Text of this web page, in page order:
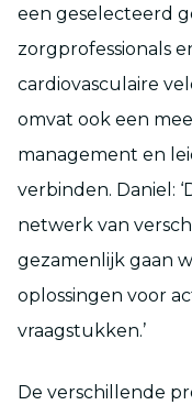
een geselecteerd
zorgprofessionals
cardiovasculaire
omvat ook een
management en
verbinden. Daniel:
netwerk van
gezamenlijk gaan
oplossingen voor
vraagstukken.’
De verschillende